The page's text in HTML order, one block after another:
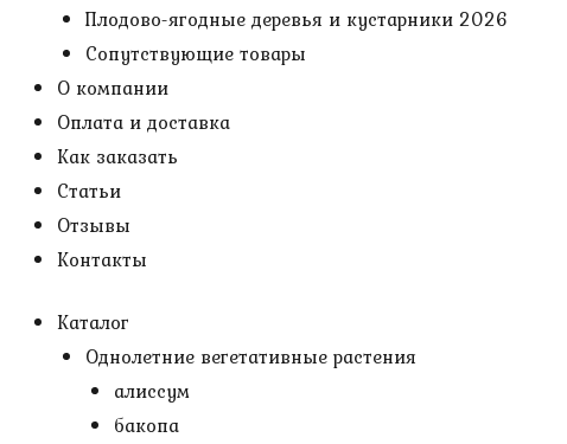
Плодово-ягодные деревья и кустарники 2026
Сопутствующие товары
О компании
Оплата и доставка
Как заказать
Статьи
Отзывы
Контакты
Каталог
Однолетние вегетативные растения
алиссум
бакопа